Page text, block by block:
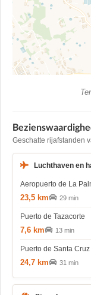
Geschatte rijafstanden
Luchthaven en
Aeropuerto de La
23,5 km 29 min
Puerto de Tazacorte
7,6 km 13 min
Puerto de Santa
24,7 km 31 min